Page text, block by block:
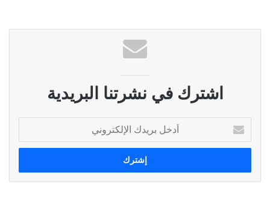
اشترك في نشرتنا البريدية
خ
ب